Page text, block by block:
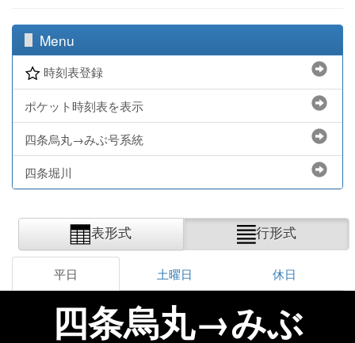
Menu
時刻表登録
ポケット時刻表を表示
四条烏丸→みぶ号系統
四条堀川
表形式 行形式
平日 土曜日 休日
四条烏丸→みぶ